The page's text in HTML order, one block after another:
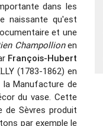
dans les
naissante qu'est
et une
Champollionen
François-Hubert
(1783-1862) en
Manufacture de
du vase. Cette
Sèvres produit
par exemple le